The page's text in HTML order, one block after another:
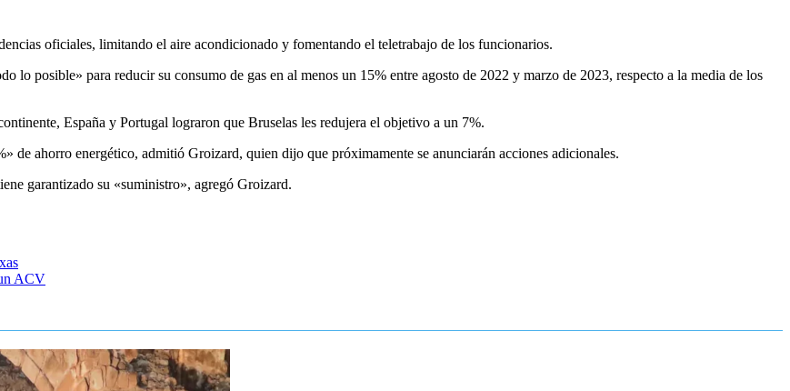
oficiales, limitando el aire acondicionado y fomentando el teletrabajo de los funcionarios.
lo posible» para reducir su consumo de gas en al menos un 15% entre agosto de 2022 y marzo de 2023, respecto a la media de los
España y Portugal lograron que Bruselas les redujera el objetivo a un 7%.
de ahorro energético, admitió Groizard, quien dijo que próximamente se anunciarán acciones adicionales.
garantizado su «suministro», agregó Groizard.
ACV